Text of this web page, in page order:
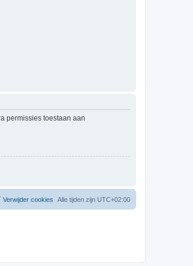
permissies toestaan aan
Alle tijden zijn UTC+02:00
Verwijder cookies